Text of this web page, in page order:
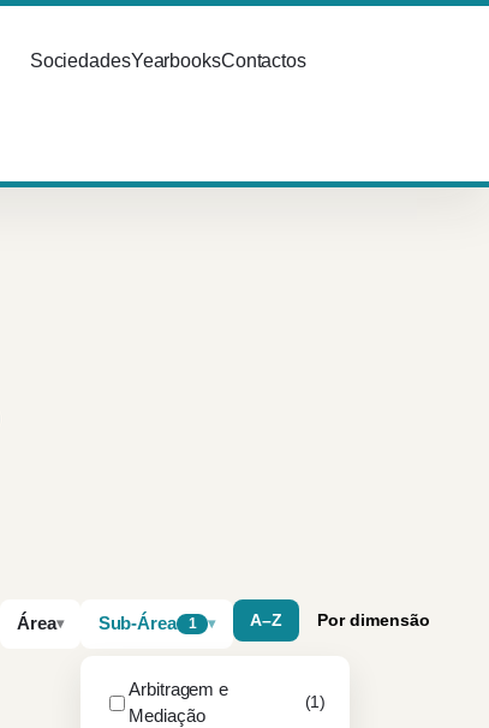
SociedadesYearbooksContactos
Área Sub-Área 1
Arbitragem e
Mediação
(1)
A–Z Por dimensão